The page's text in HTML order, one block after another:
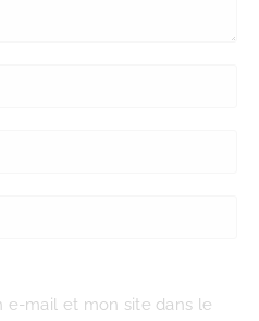
e-mail et mon site dans le